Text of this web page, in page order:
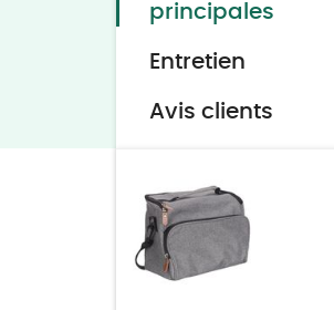
principales
Entretien
Avis clients